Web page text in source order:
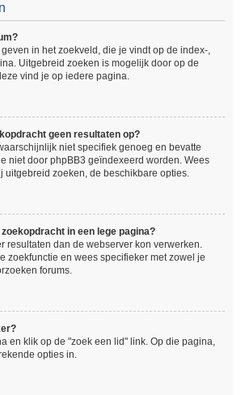
in het zoekveld, die je vindt op de index-,
Uitgebreid zoeken is mogelijk door op de
vind je op iedere pagina.
geen resultaten op?
niet specifiek genoeg en bevatte
niet door phpBB3 geïndexeerd worden. Wees
uitgebreid zoeken, de beschikbare opties.
in een lege pagina?
resultaten dan de webserver kon verwerken.
zoekfunctie en wees specifieker met zowel je
forums.
en klik op de "zoek een lid" link. Op die pagina,
opties in.